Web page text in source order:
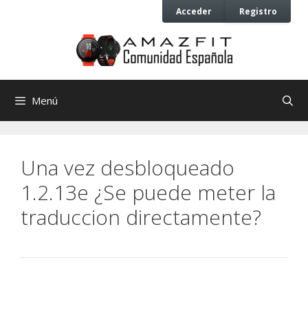
Acceder Registro
Menú
Una vez desbloqueado
1.2.13e ¿Se puede meter la
traduccion directamente?